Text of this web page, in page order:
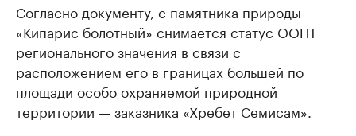
Согласно документу, с памятника природы
«Кипарис болотный» снимается статус ООПТ
регионального значения в связи с
расположением его в границах большей по
площади особо охраняемой природной
территории — заказника «Хребет Семисам».